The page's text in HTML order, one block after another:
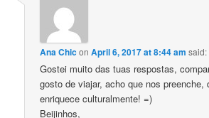
Ana ChiconApril 6, 2017 at 8:44 am said:
Gostei muito das tuas respostas,
gosto de viajar, acho que nos preenche,
enriquece culturalmente! =)
Beijinhos,